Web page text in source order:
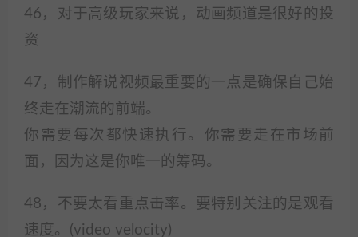
46，对于高级玩家来说，动画频道是很好的投
资
47，制作解说视频最重要的一点是确保自己始
终走在潮流的前端。
你需要每次都快速执行。你需要走在市场前
面，因为这是你唯一的筹码。
48，不要太看重点击率。要特别关注的是观看
速度。(video velocity)